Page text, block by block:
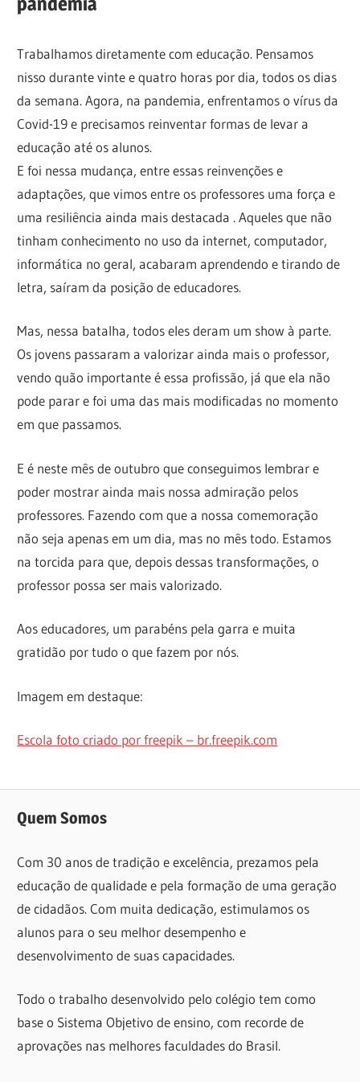
Trabalhamos diretamente com educação. Pensamos
nisso durante vinte e quatro horas por dia, todos os dias
da semana. Agora, na pandemia, enfrentamos o vírus da
Covid-19 e precisamos reinventar formas de levar a
educação até os alunos.
E foi nessa mudança, entre essas reinvenções e
adaptações, que vimos entre os professores uma força e
uma resiliência ainda mais destacada . Aqueles que não
tinham conhecimento no uso da internet, computador,
informática no geral, acabaram aprendendo e tirando de
letra, saíram da posição de educadores.
Mas, nessa batalha, todos eles deram um show à parte.
Os jovens passaram a valorizar ainda mais o professor,
vendo quão importante é essa profissão, já que ela não
pode parar e foi uma das mais modificadas no momento
em que passamos.
E é neste mês de outubro que conseguimos lembrar e
poder mostrar ainda mais nossa admiração pelos
professores. Fazendo com que a nossa comemoração
não seja apenas em um dia, mas no mês todo. Estamos
na torcida para que, depois dessas transformações, o
professor possa ser mais valorizado.
Aos educadores, um parabéns pela garra e muita
gratidão por tudo o que fazem por nós.
Imagem em destaque:
Escola foto criado por freepik – br.freepik.com
Quem Somos
Com 30 anos de tradição e excelência, prezamos pela
educação de qualidade e pela formação de uma geração
de cidadãos. Com muita dedicação, estimulamos os
alunos para o seu melhor desempenho e
desenvolvimento de suas capacidades.
Todo o trabalho desenvolvido pelo colégio tem como
base o Sistema Objetivo de ensino, com recorde de
aprovações nas melhores faculdades do Brasil.